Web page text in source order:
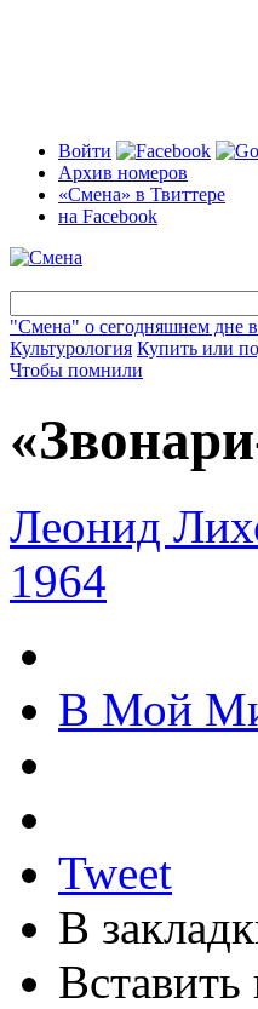
Войти
Архив номеров
«Смена» в Твиттере
на Facebook
"Смена" о сегодняшнем дне
Культурология Купить или
Чтобы помнили
Леонид
1964
В Мой
Tweet
В
Вставить